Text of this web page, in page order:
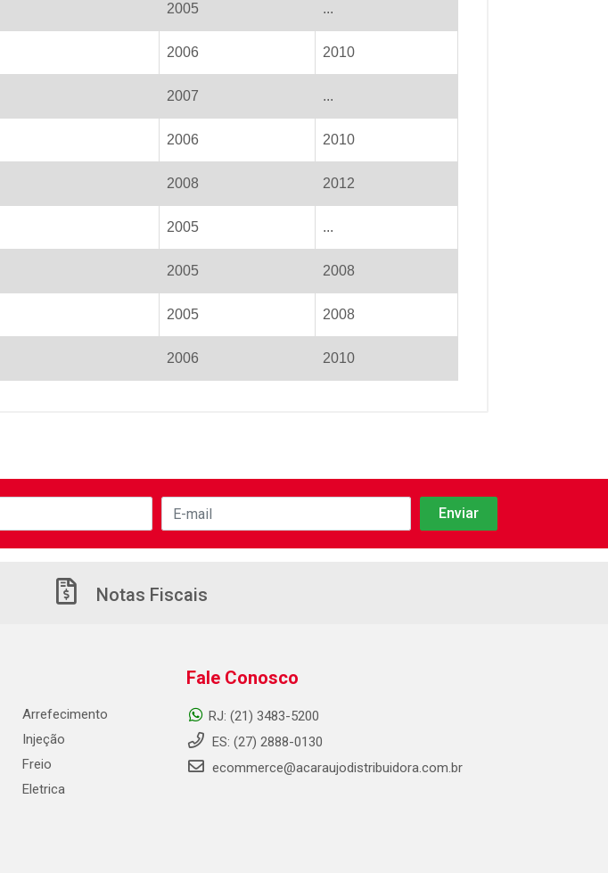
2005 ...
2006 2010
2007 ...
2006 2010
2008 2012
2005 ...
2005 2008
2005 2008
2006 2010
Notas Fiscais
Arrefecimento
Injeção
Freio
Eletrica
Fale Conosco
RJ: (21) 3483-5200
ES: (27) 2888-0130
ecommerce@acaraujodistribuidora.com.br